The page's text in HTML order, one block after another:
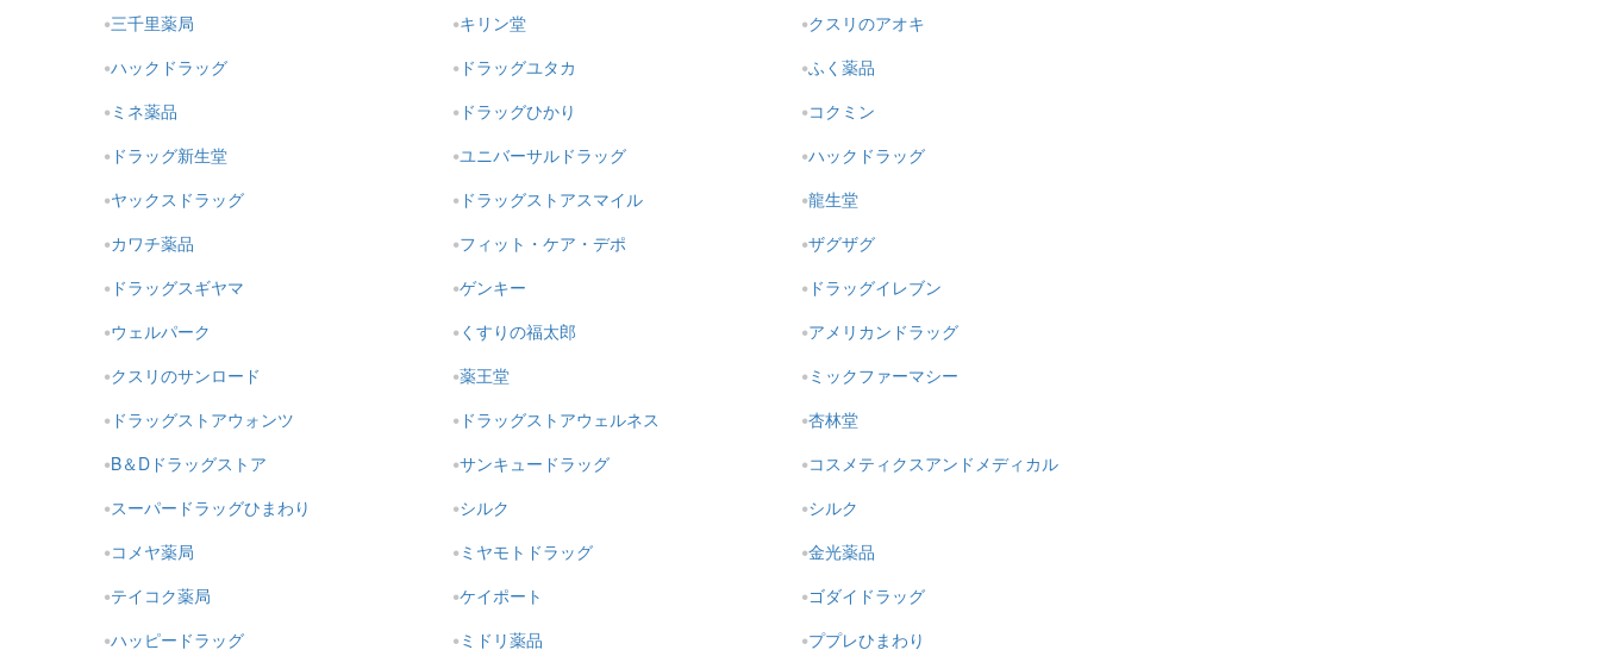
三千里薬局
キリン堂
クスリのアオキ
ハックドラッグ
ドラッグユタカ
ふく薬品
ミネ薬品
ドラッグひかり
コクミン
ドラッグ新生堂
ユニバーサルドラッグ
ハックドラッグ
ヤックスドラッグ
ドラッグストアスマイル
龍生堂
カワチ薬品
フィット・ケア・デポ
ザグザグ
ドラッグスギヤマ
ゲンキー
ドラッグイレブン
ウェルパーク
くすりの福太郎
アメリカンドラッグ
クスリのサンロード
薬王堂
ミックファーマシー
ドラッグストアウォンツ
ドラッグストアウェルネス
杏林堂
B＆Dドラッグストア
サンキュードラッグ
コスメティクスアンドメディカル
スーパードラッグひまわり
シルク
シルク
コメヤ薬局
ミヤモトドラッグ
金光薬品
テイコク薬局
ケイポート
ゴダイドラッグ
ハッピードラッグ
ミドリ薬品 ププレひまわり